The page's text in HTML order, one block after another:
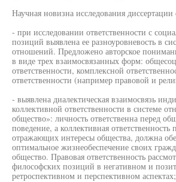
Научная новизна исследования
- при исследовании ответственности с
позиций выявлена ее разноуровневость в
отношений. Предложено авторское
в виде трех взаимосвязанных форм:
ответственности, комплексной
ответственности (например правовой и
- выявлена диалектическая взаимосвязь
коллективной ответственности в системе
общество»: личность ответственна перед
поведение, а коллективная
отражающих интересы общества, должна
оптимальное жизнеобеспечение своих
общество. Правовая ответственность
философских позиций в негативном и
ретроспективном и перспективном аспектах;